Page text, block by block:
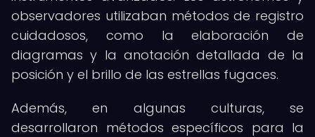
observadores utilizaban métodos de registro
cuidadosos, como la elaboración de
diagramas y la anotación detallada de la
posición y el brillo de las estrellas fugaces.
Además, en algunas culturas, se
desarrollaron métodos específicos para la